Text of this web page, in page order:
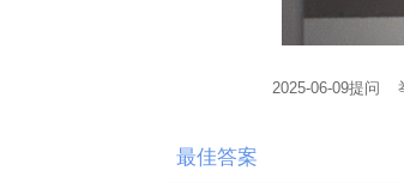
2025-06-09提问
最佳答案